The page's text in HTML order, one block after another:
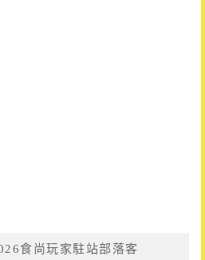
食尚玩家駐站部落客